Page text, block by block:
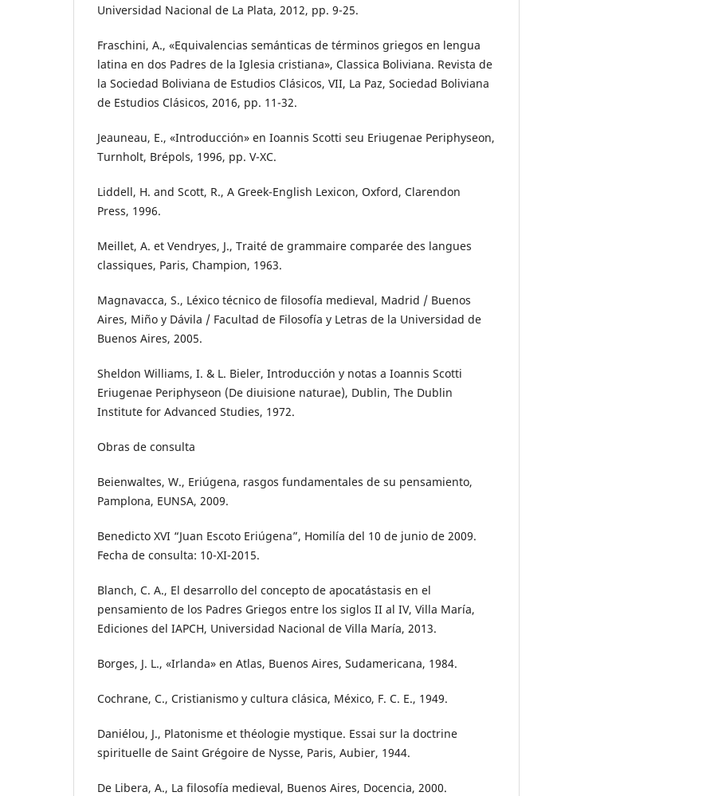
Universidad Nacional de La Plata, 2012, pp. 9-25.
Fraschini, A., «Equivalencias semánticas de términos griegos en lengua
latina en dos Padres de la Iglesia cristiana», Classica Boliviana. Revista de
la Sociedad Boliviana de Estudios Clásicos, VII, La Paz, Sociedad Boliviana
de Estudios Clásicos, 2016, pp. 11-32.
Jeauneau, E., «Introducción» en Ioannis Scotti seu Eriugenae Periphyseon,
Turnholt, Brépols, 1996, pp. V-XC.
Liddell, H. and Scott, R., A Greek-English Lexicon, Oxford, Clarendon
Press, 1996.
Meillet, A. et Vendryes, J., Traité de grammaire comparée des langues
classiques, Paris, Champion, 1963.
Magnavacca, S., Léxico técnico de filosofía medieval, Madrid / Buenos
Aires, Miño y Dávila / Facultad de Filosofía y Letras de la Universidad de
Buenos Aires, 2005.
Sheldon Williams, I. & L. Bieler, Introducción y notas a Ioannis Scotti
Eriugenae Periphyseon (De diuisione naturae), Dublin, The Dublin
Institute for Advanced Studies, 1972.
Obras de consulta
Beienwaltes, W., Eriúgena, rasgos fundamentales de su pensamiento,
Pamplona, EUNSA, 2009.
Benedicto XVI “Juan Escoto Eriúgena”, Homilía del 10 de junio de 2009.
Fecha de consulta: 10-XI-2015.
Blanch, C. A., El desarrollo del concepto de apocatástasis en el
pensamiento de los Padres Griegos entre los siglos II al IV, Villa María,
Ediciones del IAPCH, Universidad Nacional de Villa María, 2013.
Borges, J. L., «Irlanda» en Atlas, Buenos Aires, Sudamericana, 1984.
Cochrane, C., Cristianismo y cultura clásica, México, F. C. E., 1949.
Daniélou, J., Platonisme et théologie mystique. Essai sur la doctrine
spirituelle de Saint Grégoire de Nysse, Paris, Aubier, 1944.
De Libera, A., La filosofía medieval, Buenos Aires, Docencia, 2000.